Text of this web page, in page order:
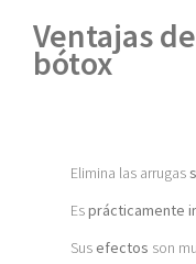
Ventajas
bótox
Elimina las arrugas
Esprácticamente
Sus efectos son